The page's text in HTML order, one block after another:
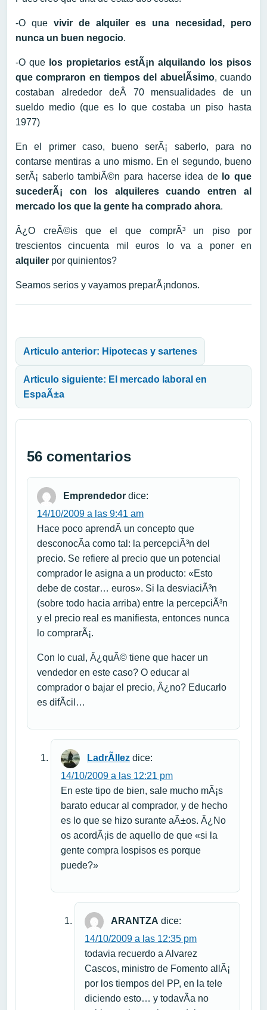
-O que vivir de alquiler es una necesidad, pero
nunca un buen negocio.
-O que los propietarios estÃ¡n alquilando los pisos
que compraron en tiempos del abuelÃ­simo, cuando
costaban alrededor deÂ 70 mensualidades de un
sueldo medio (que es lo que costaba un piso hasta
1977)
En el primer caso, bueno serÃ¡ saberlo, para no
contarse mentiras a uno mismo. En el segundo, bueno
serÃ¡ saberlo tambiÃ©n para hacerse idea de lo que
sucederÃ¡ con los alquileres cuando entren al
mercado los que la gente ha comprado ahora.
Â¿O creÃ©is que el que comprÃ³ un piso por
trescientos cincuenta mil euros lo va a poner en
alquiler por quinientos?
Seamos serios y vayamos preparÃ¡ndonos.
Articulo anterior: Hipotecas y sartenes
Articulo siguiente: El mercado laboral en
EspaÃ±a
56 comentarios
Emprendedor dice:
14/10/2009 a las 9:41 am
Hace poco aprendÃ­ un concepto que
desconocÃ­a como tal: la percepciÃ³n del
precio. Se refiere al precio que un potencial
comprador le asigna a un producto: «Esto
debe de costar… euros». Si la desviaciÃ³n
(sobre todo hacia arriba) entre la percepciÃ³n
y el precio real es manifiesta, entonces nunca
lo comprarÃ¡.
Con lo cual, Â¿quÃ© tiene que hacer un
vendedor en este caso? O educar al
comprador o bajar el precio, Â¿no? Educarlo
es difÃ­cil…
LadrÃ­llez dice:
14/10/2009 a las 12:21 pm
En este tipo de bien, sale mucho mÃ¡s
barato educar al comprador, y de hecho
es lo que se hizo surante aÃ±os. Â¿No
os acordÃ¡is de aquello de que «si la
gente compra lospisos es porque
puede?»
ARANTZA dice:
14/10/2009 a las 12:35 pm
todavia recuerdo a Alvarez
Cascos, ministro de Fomento allÃ¡
por los tiempos del PP, en la tele
diciendo esto… y todavÃ­a no